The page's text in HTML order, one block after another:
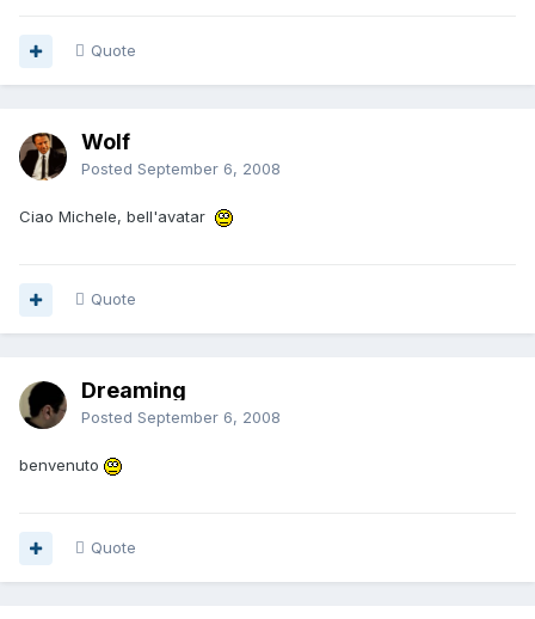
Quote
Wolf
Posted September 6, 2008
Ciao Michele, bell'avatar
Quote
Dreaming
Posted September 6, 2008
benvenuto
Quote